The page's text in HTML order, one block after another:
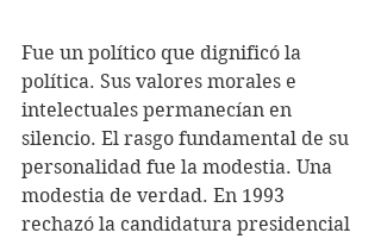
Fue un político que dignificó la
política. Sus valores morales e
intelectuales permanecían en
silencio. El rasgo fundamental de su
personalidad fue la modestia. Una
modestia de verdad. En 1993
rechazó la candidatura presidencial